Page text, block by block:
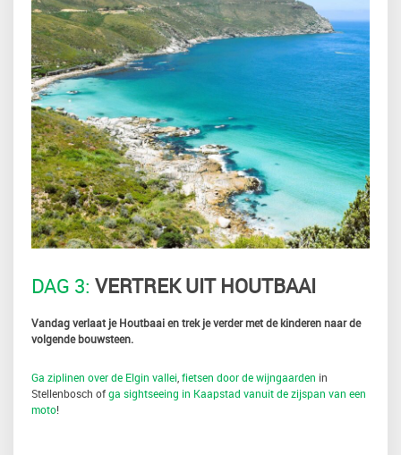
DAG 3: VERTREK UIT HOUTBAAI
Vandag verlaat je Houtbaai en trek je verder met de kinderen naar de
volgende bouwsteen.
Ga ziplinen over de Elgin vallei fietsen door de wijngaarden in
Stellenbosch ofga sightseeing in Kaapstad vanuit de zijspan van een
moto!